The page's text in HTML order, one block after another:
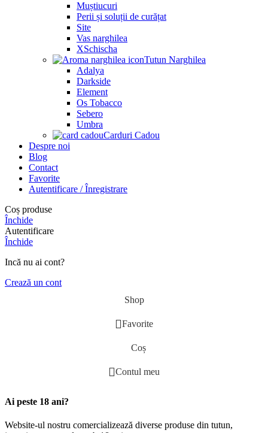
Muștiucuri
Perii și soluții de curățat
Site
Vas narghilea
XSchischa
Tutun Narghilea
Adalya
Darkside
Element
Os Tobacco
Sebero
Umbra
Carduri Cadou
Despre noi
Blog
Contact
Favorite
Autentificare / Înregistrare
Coș produse
Închide
Autentificare
Închide
Incă nu ai cont?
Crează un cont
Shop
Favorite
Coș
Contul meu
Ai peste 18 ani?
Website-ul nostru comercializează diverse produse din tutun,